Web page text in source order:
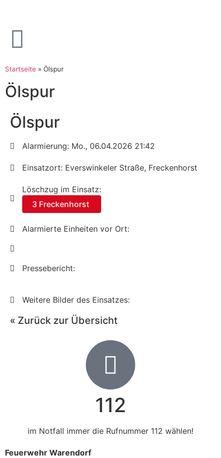
Startseite » Ölspur
Ölspur
Ölspur
Alarmierung: Mo., 06.04.2026 21:42
Einsatzort: Everswinkeler Straße, Freckenhorst
Löschzug im Einsatz:
3 Freckenhorst
Alarmierte Einheiten vor Ort:
Pressebericht:
Weitere Bilder des Einsatzes:
« Zurück zur Übersicht
112
im Notfall immer die Rufnummer 112 wählen!
Feuerwehr Warendorf